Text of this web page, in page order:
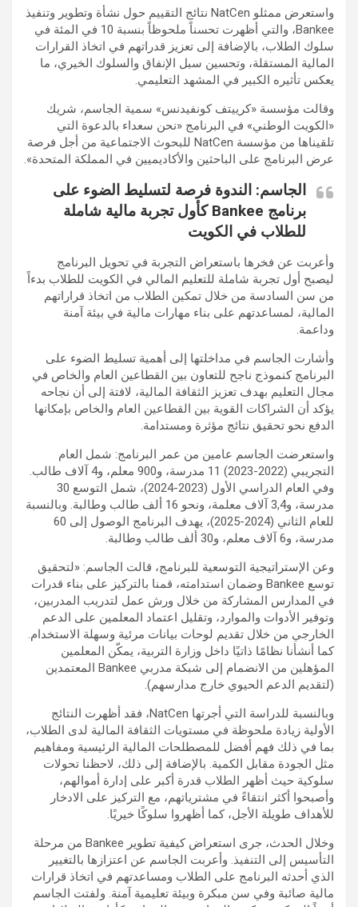
واستعرض ممثلو NatCen نتائج التقييم حول نشأة وتطوير وتنفيذ
Bankee، والتي أظهرت تحسناً ملحوظاً بنسبة 10 في المئة في
سلوك الطلاب، بالإضافة إلى تعزيز قدراتهم في اتخاذ القرارات
المالية المستقلة، وتحسين سبل الإنفاق والسلوك الخيري، ما
يعكس تأثيره الكبير في المشهد التعليمي.
وقالت مؤسسة «كرييتف كونفيدنس» سمية الجاسم، شريك
«الكويت الوطني» في البرنامج «نحن سعداء بالدعوة التي
تلقيناها من مؤسسة NatCen للبحوث الاجتماعية من أجل فرصة
عرض البرنامج على الباحثين والأكاديميين في المملكة المتحدة».
الجاسم: الندوة فرصة لتسليط الضوء على
برنامج Bankee كأول تجربة مالية شاملة
للطلاب في الكويت
وأعربت عن فخرها باستعراض التجربة في تحويل البرنامج
ليصبح أول تجربة شاملة للتعليم المالي في الكويت للطلاب بدءاً
من سن السادسة من خلال تمكين الطلاب من اتخاذ قراراتهم
المالية، لمساعدتهم على بناء مهارات مالية في بيئة آمنة
وداعمة.
وأشارت الجاسم في مداخلتها إلى أهمية تسليط الضوء على
البرنامج كنموذج ناجح للتعاون بين القطاعين العام والخاص في
مجال التعليم بهدف تعزيز الثقافة المالية، لافتة إلى أن نجاحه
يؤكد أن الشراكات القوية بين القطاعين العام والخاص بإمكانها
الدفع نحو تحقيق نتائج مؤثرة ومستدامة.
واستعرضت الجاسم عامين من عمر البرنامج: شمل العام
التجريبي (2022-2023) 11 مدرسة، و900 معلم، و4 آلاف طالب.
وفي العام الدراسي الأول (2023-2024)، شمل التوسع 30
مدرسة، و3,4 آلاف معلمة، ونحو 16 ألف طالب وطالبة. وبالنسبة
للعام الثاني (2024-2025)، يهدف البرنامج الوصول إلى 60
مدرسة، و6 آلاف معلم، و30 ألف طالب وطالبة.
وعن الإستراتيجية التوسعية للبرنامج، قالت الجاسم: «لتحقيق
توسع Bankee وضمان استدامته، قمنا بالتركيز على بناء قدرات
في المدارس المشاركة من خلال ورش عمل لتدريب المدربين،
وتوفير الأدوات والموارد، وتقليل اعتماد المعلمين على الدعم
الخارجي من خلال تقديم لوحات بيانات مرئية وسهلة الاستخدام.
كما أنشأنا نظامًا ذاتيًا داخل وزارة التربية، يمكّن المعلمين
المؤهلين من الانضمام إلى شبكة مدربي Bankee المعتمدين
(لتقديم الدعم الحيوي خارج مدارسهم).
وبالنسبة للدراسة التي أجرتها NatCen، فقد أظهرت النتائج
الأولية زيادة ملحوظة في مستويات الثقافة المالية لدى الطلاب،
بما في ذلك فهم أفضل للمصطلحات المالية الرئيسية ومفاهيم
مثل الجودة مقابل الكمية. بالإضافة إلى ذلك، لاحظنا تحولات
سلوكية حيث أظهر الطلاب قدرة أكبر على إدارة أموالهم،
وأصبحوا أكثر انتقاءً في مشترياتهم، مع التركيز على الادخار
للأهداف طويلة الأجل، كما أظهروا سلوكًا خيريًا.
وخلال الحدث، جرى استعراض كيفية تطوير Bankee من مرحلة
التأسيس إلى التنفيذ. وأعربت الجاسم عن اعتزازها بالتغيير
الذي أحدثه البرنامج على الطلاب ومساعدتهم في اتخاذ قرارات
مالية صائبة وفي سن مبكرة وبيئة تعليمية آمنة. ولفتت الجاسم